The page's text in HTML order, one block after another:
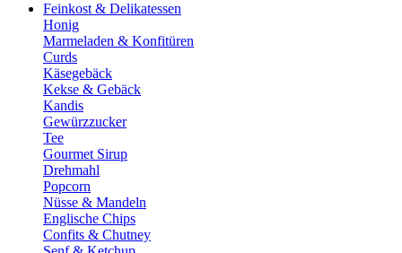
Feinkost & Delikatessen
Honig
Marmeladen & Konfitüren
Curds
Käsegebäck
Kekse & Gebäck
Kandis
Gewürzzucker
Tee
Gourmet Sirup
Drehmahl
Popcorn
Nüsse & Mandeln
Englische Chips
Confits & Chutney